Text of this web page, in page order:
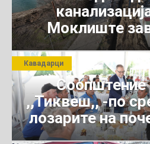
Моклиште
Соопштение
,,Тиквеш,, -по
лозарите на
јули
Кавадарци